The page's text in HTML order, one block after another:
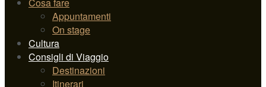
Appuntamenti
On stage
Cultura
Consigli di Viaggio
Destinazioni
Itinerari